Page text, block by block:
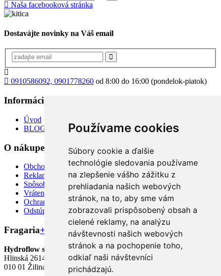
Používame cookies
Súbory cookie a ďalšie
technológie sledovania používame
na zlepšenie vášho zážitku z
prehliadania našich webových
stránok, na to, aby sme vám
zobrazovali prispôsobený obsah a
cielené reklamy, na analýzu
návštevnosti našich webových
stránok a na pochopenie toho,
odkiaľ naši návštevníci
prichádzajú.
Naša facebooková stránka
Dostavájte novinky na Váš email
0910586092, 0901778260 od 8:00 do 16:00 (pondelok-piatok)
Informácie
Úvod
BLOG
O nákupe
Obchodné podmienky
Reklamácia
Spôsoby dopravy a platby
Vrátenie tovaru
Ochrana osobných údajov
Odstúpiť od zmluvy TU
Fragaria+
Hydroflow s.r.o.
Hlinská 2614/12,
010 01 Žilina